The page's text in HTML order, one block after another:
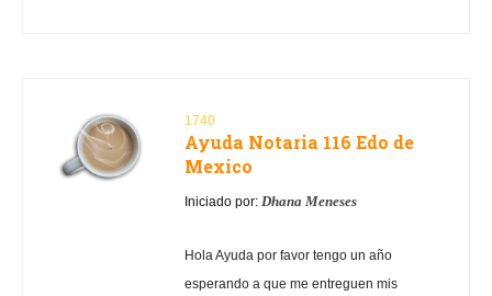
1740
Ayuda Notaria 116 Edo de
Mexico
Iniciado por: Dhana Meneses
Hola Ayuda por favor tengo un año
esperando a que me entreguen mis